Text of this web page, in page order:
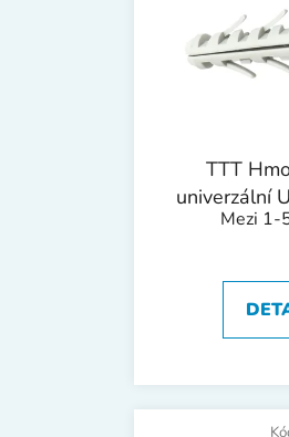
TTT
univerzální
mm
Mezi 1-